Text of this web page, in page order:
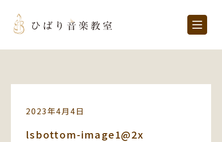
2023年4月4日
lsbottom-image1@2x